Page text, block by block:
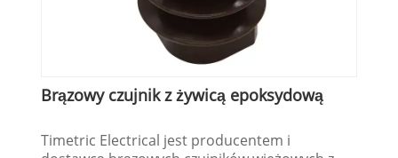
Brązowy czujnik z żywicą epoksydową
Timetric Electrical jest producentem i